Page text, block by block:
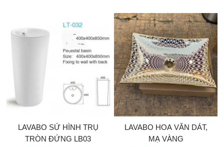
LAVABO SỨ HÌNH TRỤ
TRÒN ĐỨNG LB03
LAVABO HOA VĂN DÁT,
MẠ VÀNG